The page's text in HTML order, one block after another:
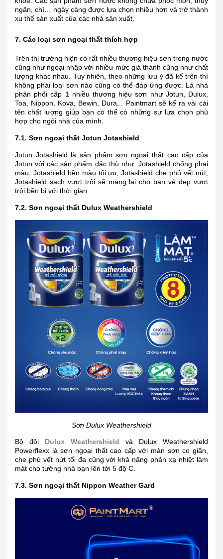
ngân, chì… ngày càng được lựa chọn nhiều hơn và trở thành
xu thế sản xuất của các nhà sản xuất.
7. Các loại sơn ngoại thất thích hợp
Trên thị trường hiện có rất nhiều thương hiệu sơn trong nước
cũng như ngoại nhập với nhiều mức giá thành cũng như chất
lượng khác nhau. Tuy nhiên, theo những lưu ý đã kể trên thì
không phải loại sơn nào cũng có thể đáp ứng được. Là nhà
phân phối cấp 1 nhiều thương hiệu sơn như Jotun, Dulux,
Toa, Nippon, Kova, Bewin, Dura... Paintmart sẽ kể ra vài cái
tên chất lượng giúp bạn có thể có những sự lựa chọn phù
hợp cho ngôi nhà của mình.
7.1. Sơn ngoại thất Jotun Jotashield
Jotun Jotashield là sản phẩm sơn ngoại thất cao cấp của
Jotun với các sản phẩm đặc thù như: Jotashield chống phai
màu, Jotashield bền màu tối ưu, Jotashield che phủ vết nứt,
Jotashield sạch vượt trội sẽ mang lại cho bạn vẻ đẹp vượt
trội bền bỉ với thời gian.
7.2. Sơn ngoại thất Dulux Weathershield
Sơn Dulux Weathershield
Bộ đôi Dulux Weathershield và Dulux Weathershield
Powerflexx là sơn ngoại thất cao cấp với màn sơn co giãn,
che phủ vết nứt tối đa cũng với khả năng phản xạ nhiệt làm
mát cho tường nhà bạn lên tới 5 độ C.
7.3. Sơn ngoại thất Nippon Weather Gard